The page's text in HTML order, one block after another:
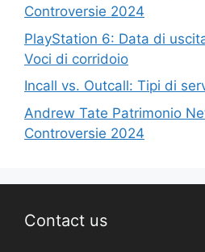
Controversie 2024
PlayStation 6: Data di
Voci di corridoio
Incall vs. Outcall: Tipi di
Andrew Tate Patrimonio
Controversie 2024
Contact us